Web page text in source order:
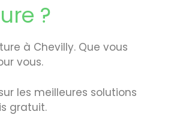
?
à Chevilly. Que vous
vous.
les meilleures solutions
gratuit.